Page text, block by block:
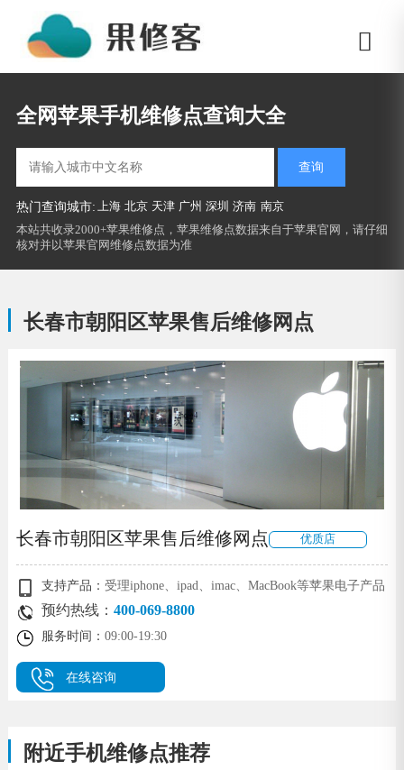
全网苹果手机维修点查询大全
查询
热门查询城市: 上海 北京 天津 广州 深圳 济南 南京
本站共收录2000+苹果维修点，苹果维修点数据来自于苹果官网，请仔细
核对并以苹果官网维修点数据为准
长春市朝阳区苹果售后维修网点
长春市朝阳区苹果售后维修网点 优质店
支持产品：受理iphone、ipad、imac、MacBook等苹果电子产品
预约热线：400-069-8800
服务时间：09:00-19:30
在线咨询
附近手机维修点推荐